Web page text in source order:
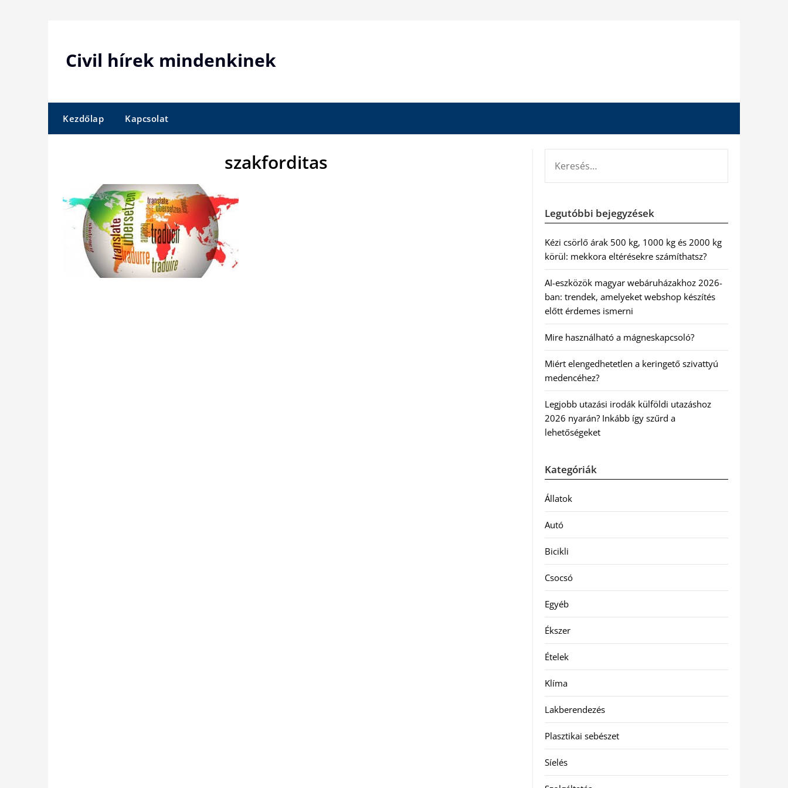
Civil hírek mindenkinek
Kezdőlap Kapcsolat
szakforditas
Legutóbbi bejegyzések
Kézi csörlő árak 500 kg, 1000 kg és 2000 kg
körül: mekkora eltérésekre számíthatsz?
AI-eszközök magyar webáruházakhoz 2026-
ban: trendek, amelyeket webshop készítés
előtt érdemes ismerni
Mire használható a mágneskapcsoló?
Miért elengedhetetlen a keringető szivattyú
medencéhez?
Legjobb utazási irodák külföldi utazáshoz
2026 nyarán? Inkább így szűrd a
lehetőségeket
Kategóriák
Állatok
Autó
Bicikli
Csocsó
Egyéb
Ékszer
Ételek
Klíma
Lakberendezés
Plasztikai sebészet
Síelés